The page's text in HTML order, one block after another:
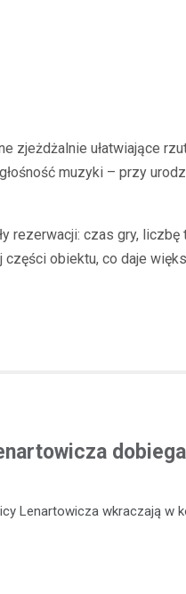
ułatwiające
muzyki – przy
rezerwacji: czas gry,
obiektu, co daje
Lenartowicza wkraczają w